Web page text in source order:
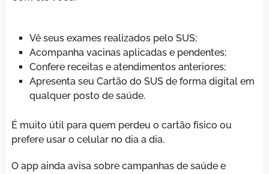
Vê seus exames realizados pelo SUS;
Acompanha vacinas aplicadas e pendentes;
Confere receitas e atendimentos anteriores;
Apresenta seu Cartão do SUS de forma digital em
qualquer posto de saúde.
É muito útil para quem perdeu o cartão físico ou
prefere usar o celular no dia a dia.
O app ainda avisa sobre campanhas de saúde e